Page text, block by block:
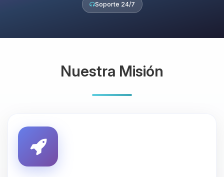
Soporte 24/7
Nuestra Misión